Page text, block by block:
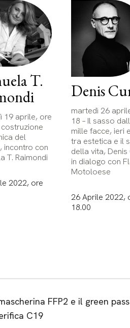
T.
19 aprile, ore
costruzione
del
incontro con
T. Raimondi
2022, ore
Denis
martedì 26
18 – Il sasso
mille facce, ieri
tra estetica e il
della vita, Denis
in dialogo con
Motoloese
26 Aprile 2022,
18.00
FFP2 e il green
C19